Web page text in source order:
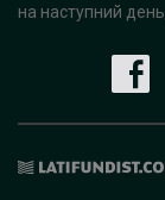
на наступний